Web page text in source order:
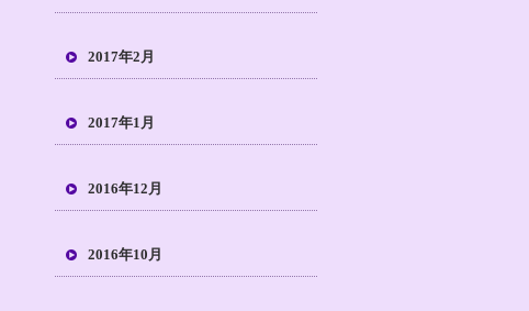
2017年2月
2017年1月
2016年12月
2016年10月